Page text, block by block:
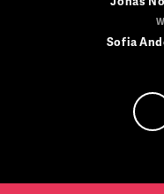
Sofia